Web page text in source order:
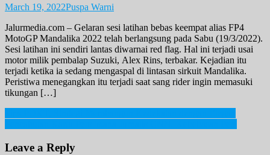
March 19, 2022Puspa Warni
Jalurmedia.com – Gelaran sesi latihan bebas keempat alias FP4
MotoGP Mandalika 2022 telah berlangsung pada Sabu (19/3/2022).
Sesi latihan ini sendiri lantas diwarnai red flag. Hal ini terjadi usai
motor milik pembalap Suzuki, Alex Rins, terbakar. Kejadian itu
terjadi ketika ia sedang mengaspal di lintasan sirkuit Mandalika.
Peristiwa menegangkan itu terjadi saat sang rider ingin memasuki
tikungan […]
Post
navigation
Leave a Reply